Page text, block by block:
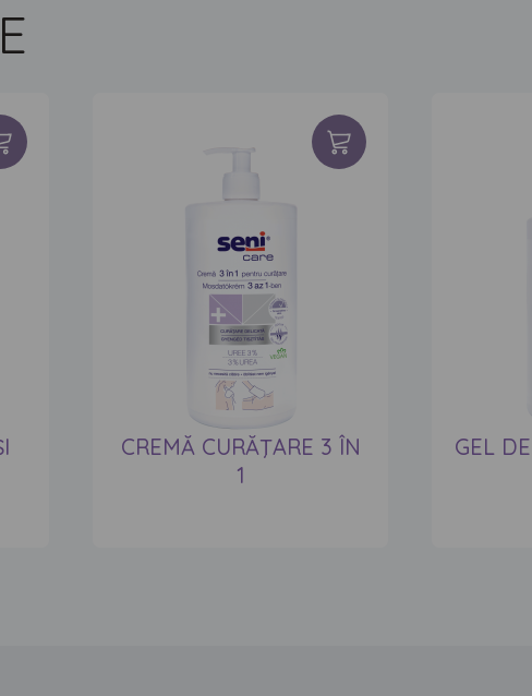
CREMĂ CURĂŢARE 3 ÎN
1
GEL